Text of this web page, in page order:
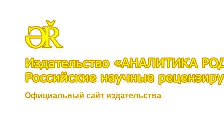
Официальный сайт издательства